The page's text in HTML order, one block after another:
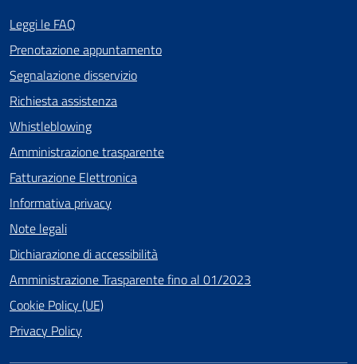
Leggi le FAQ
Prenotazione appuntamento
Segnalazione disservizio
Richiesta assistenza
Whistleblowing
Amministrazione trasparente
Fatturazione Elettronica
Informativa privacy
Note legali
Dichiarazione di accessibilità
Amministrazione Trasparente fino al 01/2023
Cookie Policy (UE)
Privacy Policy